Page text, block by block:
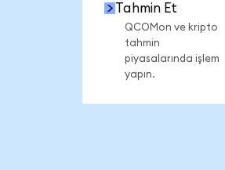
Tahmin Et
QCOMon ve kripto
tahmin
piyasalarında işlem
yapın.